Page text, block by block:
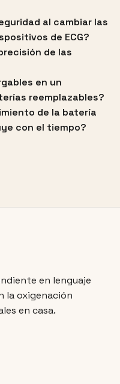
al cambiar las
de ECG?
de las
en un
reemplazables?
de la batería
con el tiempo?
en lenguaje
la oxigenación
en casa.